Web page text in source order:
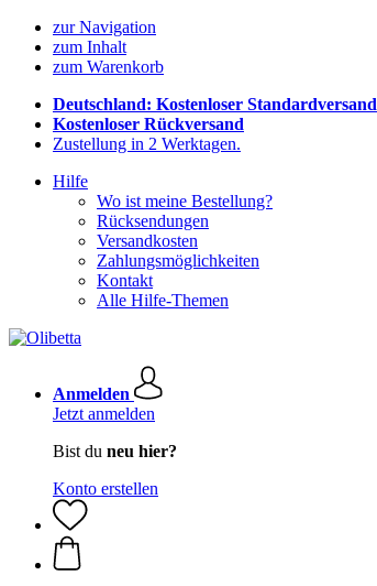
zur Navigation
zum Inhalt
zum Warenkorb
Deutschland: Kostenloser Standardversand
Kostenloser Rückversand
Zustellung in 2 Werktagen.
Hilfe
Wo ist meine Bestellung?
Rücksendungen
Versandkosten
Zahlungsmöglichkeiten
Kontakt
Alle Hilfe-Themen
Anmelden
Jetzt anmelden
Bist du neu hier?
Konto erstellen